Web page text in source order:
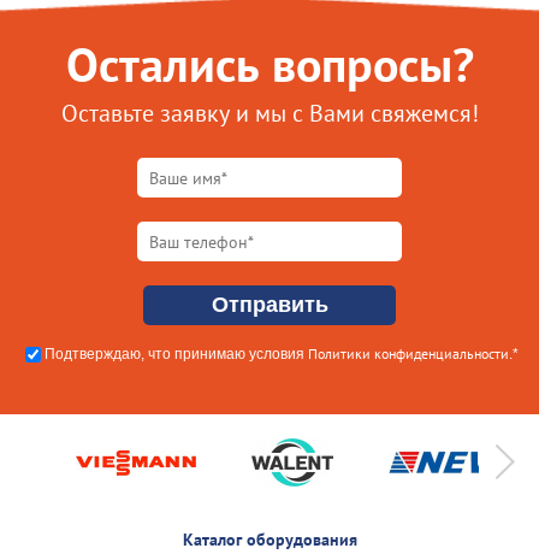
Остались вопросы?
Оставьте заявку и мы с Вами свяжемся!
Подтверждаю, что принимаю условия Политики конфиденциальности .*
Каталог оборудования